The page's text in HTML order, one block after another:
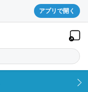
アプリで開く